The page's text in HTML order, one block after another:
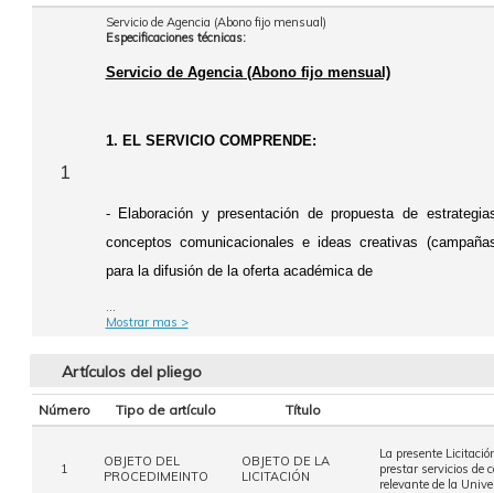
1
Servicio de Agencia (Abono fijo mensual)
Especificaciones técnicas:
Servicio de Agencia (Abono fijo mensual)
1. EL SERVICIO COMPRENDE:
- Elaboración y presentación de propuesta de
conceptos comunicacionales e ideas creativas
para la difusión de la oferta académica de
...
Mostrar mas >
Artículos del pliego
Número Tipo de artículo Título
1
OBJETO DEL
PROCEDIMEINTO
OBJETO DE LA
LICITACIÓN
La presente
prestar servicios de
relevante de la